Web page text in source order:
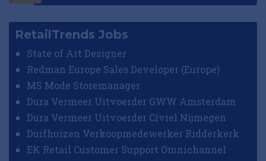
RetailTrends Jobs
State of Art Designer
Redman Europe Sales Developer (Europe)
MS Mode Storemanager
Dura Vermeer Uitvoerder GWW Amsterdam
Dura Vermeer Uitvoerder Civiel Nijmegen
Duifhuizen Verkoopmedewerker Ridderkerk
EK Retail Customer Support Omnichannel